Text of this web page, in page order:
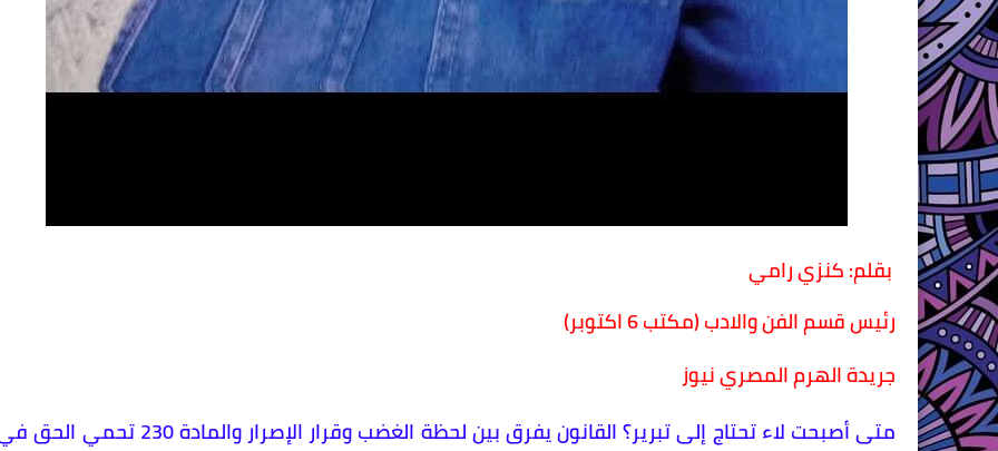
بقلم: كنزي رامي
رئيس قسم الفن والادب (مكتب 6 اكتوبر)
جريدة الهرم المصري نيوز
متى أصبحت لاء تحتاج إلى تبرير؟ القانون يفرق بين لحظة الغضب وقرار الإصرار والمادة 230 تحمي